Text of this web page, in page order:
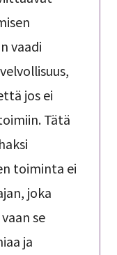
vaadi
jos ei
Tätä
toiminta ei
joka
se
ja